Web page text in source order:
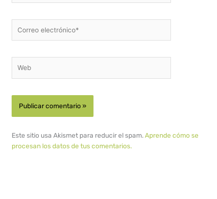
electrónico*
Este sitio usa Akismet para reducir el spam.Aprende cómo se
procesan los datos de tus comentarios.